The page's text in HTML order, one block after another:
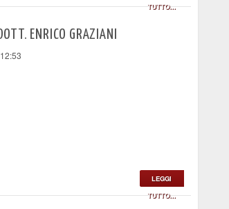
TUTTO...
ENRICO GRAZIANI
LEGGI
TUTTO...